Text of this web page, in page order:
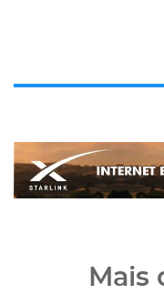
Mais